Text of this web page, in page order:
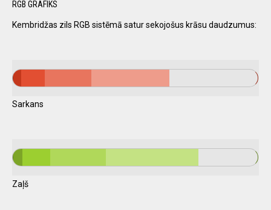
RGB GRAFIKS
Kembridžas zils RGB sistēmā satur sekojošus krāsu daudzumus:
Sarkans
Zaļš